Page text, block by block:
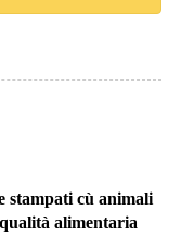
stampati cù animali
alimentaria